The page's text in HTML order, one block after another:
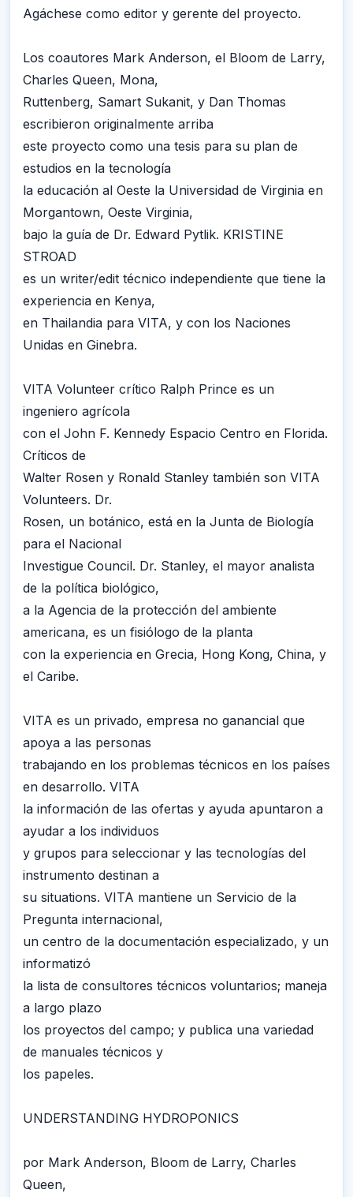
Agáchese como editor y gerente del proyecto.
Los coautores Mark Anderson, el Bloom de Larry,
Charles Queen, Mona,
Ruttenberg, Samart Sukanit, y Dan Thomas
escribieron originalmente arriba
este proyecto como una tesis para su plan de
estudios en la tecnología
la educación al Oeste la Universidad de Virginia en
Morgantown, Oeste Virginia,
bajo la guía de Dr. Edward Pytlik. KRISTINE
STROAD
es un writer/edit técnico independiente que tiene la
experiencia en Kenya,
en Thailandia para VITA, y con los Naciones
Unidas en Ginebra.
VITA Volunteer crítico Ralph Prince es un
ingeniero agrícola
con el John F. Kennedy Espacio Centro en Florida.
Críticos de
Walter Rosen y Ronald Stanley también son VITA
Volunteers. Dr.
Rosen, un botánico, está en la Junta de Biología
para el Nacional
Investigue Council. Dr. Stanley, el mayor analista
de la política biológico,
a la Agencia de la protección del ambiente
americana, es un fisiólogo de la planta
con la experiencia en Grecia, Hong Kong, China, y
el Caribe.
VITA es un privado, empresa no ganancial que
apoya a las personas
trabajando en los problemas técnicos en los países
en desarrollo. VITA
la información de las ofertas y ayuda apuntaron a
ayudar a los individuos
y grupos para seleccionar y las tecnologías del
instrumento destinan a
su situations. VITA mantiene un Servicio de la
Pregunta internacional,
un centro de la documentación especializado, y un
informatizó
la lista de consultores técnicos voluntarios; maneja
a largo plazo
los proyectos del campo; y publica una variedad
de manuales técnicos y
los papeles.
UNDERSTANDING HYDROPONICS
por Mark Anderson, Bloom de Larry, Charles
Queen,